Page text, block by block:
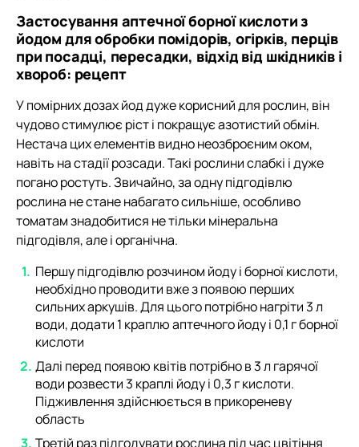
Застосування аптечної борної кислоти з
йодом для обробки помідорів, огірків, перців
при посадці, пересадки, відхід від шкідників і
хвороб: рецепт
У помірних дозах йод дуже корисний для рослин, він
чудово стимулює ріст і покращує азотистий обмін.
Нестача цих елементів видно неозброєним оком,
навіть на стадії розсади. Такі рослини слабкі і дуже
погано ростуть. Звичайно, за одну підгодівлю
рослина не стане набагато сильніше, особливо
томатам знадобитися не тільки мінеральна
підгодівля, але і органічна.
Першу підгодівлю розчином йоду і борної кислоти,
необхідно проводити вже з появою перших
сильних аркушів. Для цього потрібно нагріти 3 л
води, додати 1 краплю аптечного йоду і 0,1 г борної
кислоти
Далі перед появою квітів потрібно в 3 л гарячої
води розвести 3 краплі йоду і 0,3 г кислоти.
Підживлення здійснюється в прикореневу
область
Третій раз підгодувати рослина під час цвітіння